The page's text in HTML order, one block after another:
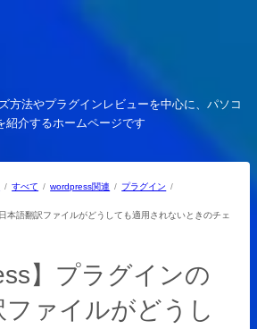
方法やプラグインレビューを中心に、パソコ
紹介するホームページです
すべて wordpress関連
プラグイン
本語翻訳ファイルがどうしても適用されないときのチェ
】プラグインの
ファイルがどうし